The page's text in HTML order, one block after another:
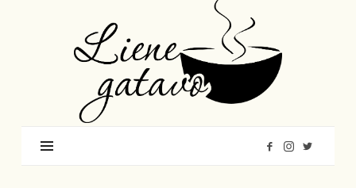
Gatavo
–
Mana
garšu
pasaule